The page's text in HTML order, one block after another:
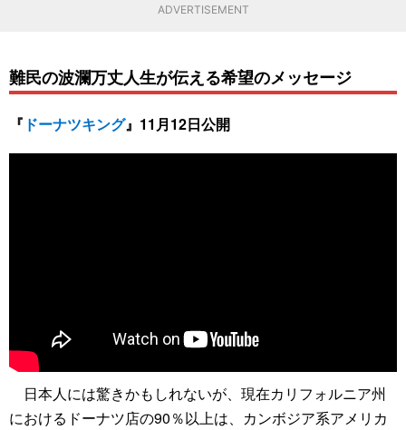
ADVERTISEMENT
難民の波瀾万丈人生が伝える希望のメッセージ
『 ドーナツキング』11月12日公開
日本人には驚きかもしれないが、現在カリフォルニア州
におけるドーナツ店の90％以上は、カンボジア系アメリカ